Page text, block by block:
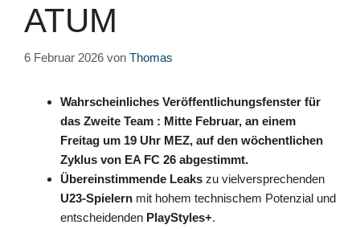
ATUM
6 Februar 2026 von Thomas
Wahrscheinliches Veröffentlichungsfenster für
das Zweite Team : Mitte Februar, an einem
Freitag um 19 Uhr MEZ, auf den wöchentlichen
Zyklus von EA FC 26 abgestimmt.
Übereinstimmende Leaks zu vielversprechenden
U23-Spielern mit hohem technischem Potenzial und
entscheidenden PlayStyles+.